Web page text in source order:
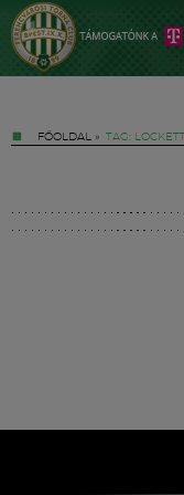
FŐOLDAL » TAG:
Hírek